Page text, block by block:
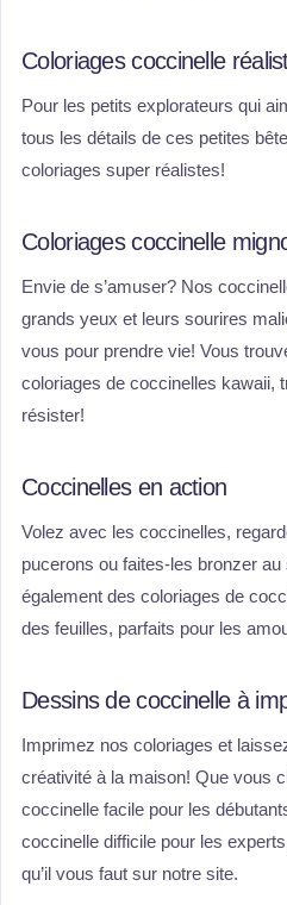
Coloriages coccinelle
Pour les petits explorateurs qui
tous les détails de ces petites
coloriages super réalistes!
Coloriages coccinelle
Envie de s’amuser? Nos
grands yeux et leurs sourires
vous pour prendre vie! Vous
coloriages de coccinelles kawaii,
résister!
Coccinelles en action
Volez avec les coccinelles,
pucerons ou faites-les bronzer
également des coloriages de
des feuilles, parfaits pour les
Dessins de coccinelle à
Imprimez nos coloriages et
créativité à la maison! Que vous
coccinelle facile pour les
coccinelle difficile pour les
qu’il vous faut sur notre site.